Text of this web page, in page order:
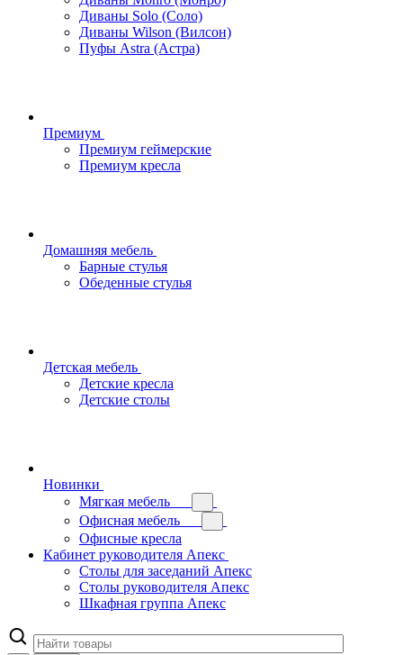
Диваны Solo (Соло)
Диваны Wilson (Вилсон)
Пуфы Astra (Астра)
Премиум
Премиум геймерские
Премиум кресла
Домашняя мебель
Барные стулья
Обеденные стулья
Детская мебель
Детские кресла
Детские столы
Новинки
Мягкая мебель
Офисная мебель
Офисные кресла
Кабинет руководителя Апекс
Столы для заседаний Апекс
Столы руководителя Апекс
Шкафная группа Апекс